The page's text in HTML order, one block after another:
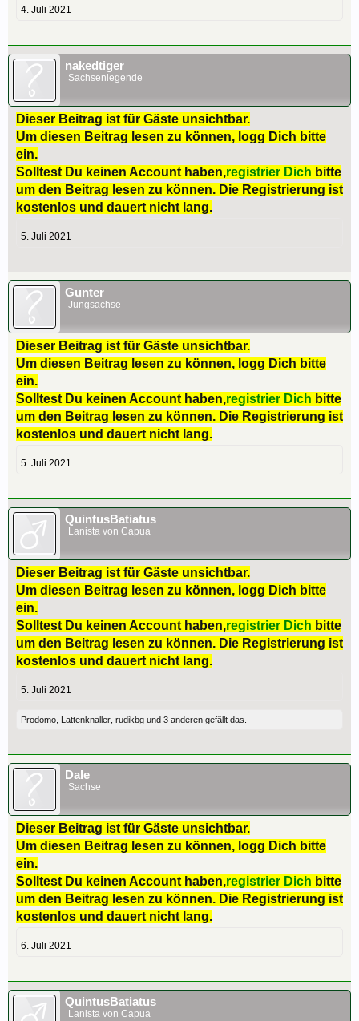
4. Juli 2021
nakedtiger
Sachsenlegende
Dieser Beitrag ist für Gäste unsichtbar.
Um diesen Beitrag lesen zu können, logg Dich bitte
ein.
Solltest Du keinen Account haben,registrier Dich bitte
um den Beitrag lesen zu können. Die Registrierung ist
kostenlos und dauert nicht lang.
5. Juli 2021
Gunter
Jungsachse
Dieser Beitrag ist für Gäste unsichtbar.
Um diesen Beitrag lesen zu können, logg Dich bitte
ein.
Solltest Du keinen Account haben,registrier Dich bitte
um den Beitrag lesen zu können. Die Registrierung ist
kostenlos und dauert nicht lang.
5. Juli 2021
QuintusBatiatus
Lanista von Capua
Dieser Beitrag ist für Gäste unsichtbar.
Um diesen Beitrag lesen zu können, logg Dich bitte
ein.
Solltest Du keinen Account haben,registrier Dich bitte
um den Beitrag lesen zu können. Die Registrierung ist
kostenlos und dauert nicht lang.
5. Juli 2021
Prodomo, Lattenknaller, rudikbg und 3 anderen gefällt das.
Dale
Sachse
Dieser Beitrag ist für Gäste unsichtbar.
Um diesen Beitrag lesen zu können, logg Dich bitte
ein.
Solltest Du keinen Account haben,registrier Dich bitte
um den Beitrag lesen zu können. Die Registrierung ist
kostenlos und dauert nicht lang.
6. Juli 2021
QuintusBatiatus
Lanista von Capua